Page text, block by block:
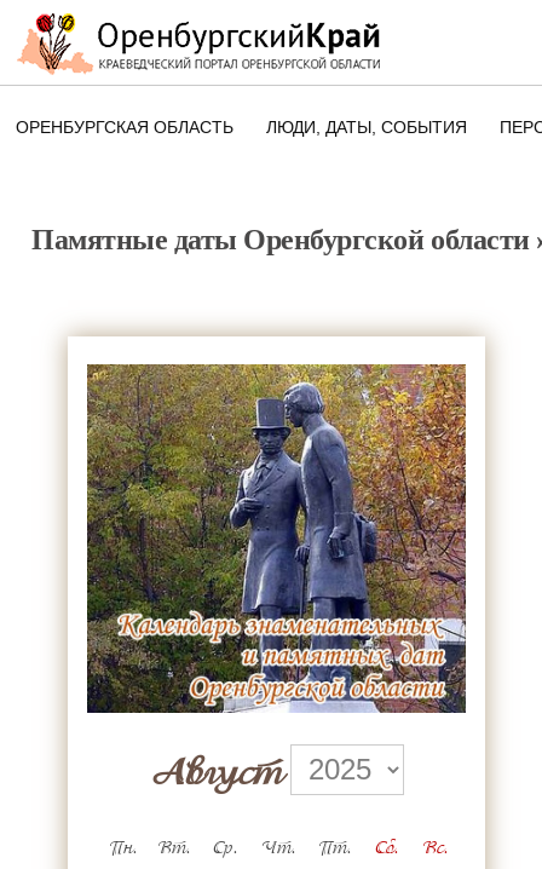
ОРЕНБУРГСКАЯ ОБЛАСТЬ ЛЮДИ, ДАТЫ, CОБЫТИЯ
ПАМЯТНЫЕ ДАТЫ
Памятные даты Оренбургской области
Август
Пн. Вт. Ср. Чт. Пт. Сб. Вс.